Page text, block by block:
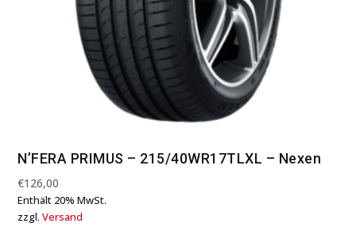
N’FERA PRIMUS – 215/40WR17TLXL – Nexen
€126,00
Enthält 20% MwSt.
zzgl.Versand